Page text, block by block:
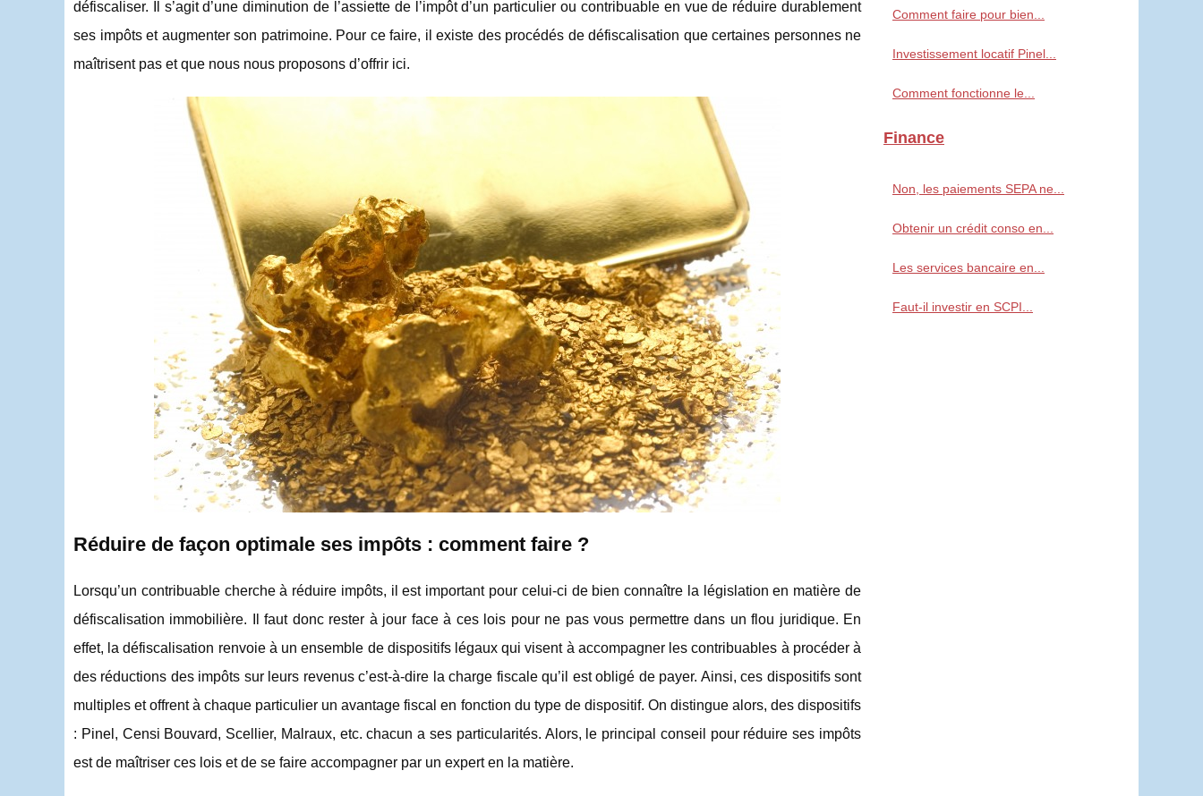
défiscaliser. Il s’agit d’une diminution de l’assiette de l’impôt d’un particulier ou contribuable en vue de réduire durablement
ses impôts et augmenter son patrimoine. Pour ce faire, il existe des procédés de défiscalisation que certaines personnes ne
maîtrisent pas et que nous nous proposons d’offrir ici.
Réduire de façon optimale ses impôts : comment faire ?
Lorsqu’un contribuable cherche à réduire impôts, il est important pour celui-ci de bien connaître la législation en matière de
défiscalisation immobilière. Il faut donc rester à jour face à ces lois pour ne pas vous permettre dans un flou juridique. En
effet, la défiscalisation renvoie à un ensemble de dispositifs légaux qui visent à accompagner les contribuables à procéder à
des réductions des impôts sur leurs revenus c’est-à-dire la charge fiscale qu’il est obligé de payer. Ainsi, ces dispositifs sont
multiples et offrent à chaque particulier un avantage fiscal en fonction du type de dispositif. On distingue alors, des dispositifs
: Pinel, Censi Bouvard, Scellier, Malraux, etc. chacun a ses particularités. Alors, le principal conseil pour réduire ses impôts
est de maîtriser ces lois et de se faire accompagner par un expert en la matière.
Comment faire pour bien...
Investissement locatif Pinel...
Comment fonctionne le...
Finance
Non, les paiements SEPA ne...
Obtenir un crédit conso en...
Les services bancaire en...
Faut-il investir en SCPI...